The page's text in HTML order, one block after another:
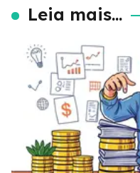
Leia mais...